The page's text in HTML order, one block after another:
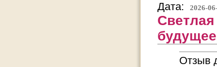
Дата:
2026-
Отзыв